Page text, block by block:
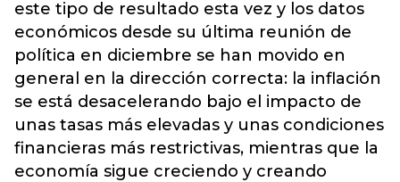
este tipo de resultado esta vez y los datos
económicos desde su última reunión de
política en diciembre se han movido en
general en la dirección correcta: la inflación
se está desacelerando bajo el impacto de
unas tasas más elevadas y unas condiciones
financieras más restrictivas, mientras que la
economía sigue creciendo y creando